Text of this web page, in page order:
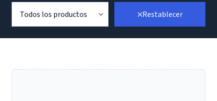
Todos los productos Restablecer